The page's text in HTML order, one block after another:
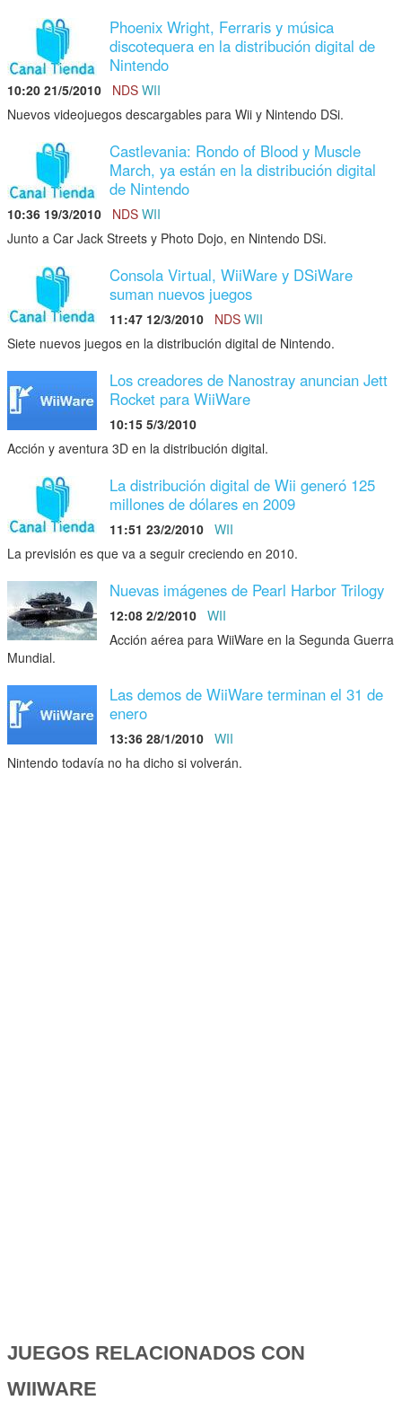
Phoenix Wright, Ferraris y música
discotequera en la distribución digital de
Nintendo
10:20 21/5/2010 NDS WII
Nuevos videojuegos descargables para Wii y Nintendo DSi.
Castlevania: Rondo of Blood y Muscle
March, ya están en la distribución digital
de Nintendo
10:36 19/3/2010 NDS WII
Junto a Car Jack Streets y Photo Dojo, en Nintendo DSi.
Consola Virtual, WiiWare y DSiWare
suman nuevos juegos
11:47 12/3/2010 NDS WII
Siete nuevos juegos en la distribución digital de Nintendo.
Los creadores de Nanostray anuncian Jett
Rocket para WiiWare
10:15 5/3/2010
Acción y aventura 3D en la distribución digital.
La distribución digital de Wii generó 125
millones de dólares en 2009
11:51 23/2/2010
WII
La previsión es que va a seguir creciendo en 2010.
Nuevas imágenes de Pearl Harbor Trilogy
12:08 2/2/2010
WII
Acción aérea para WiiWare en la Segunda Guerra
Mundial.
Las demos de WiiWare terminan el 31 de
enero
13:36 28/1/2010
WII
Nintendo todavía no ha dicho si volverán.
JUEGOS RELACIONADOS CON
WIIWARE